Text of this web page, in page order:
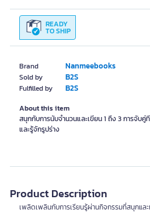
Brand Nanmeebooks
Sold by B2S
Fulfilled by B2S
READY
TO SHIP
About this item
สนุกกับการนับจำนวนและเขียน 1 ถึง 3 การจับคู่
และรู้จักรูปร่าง
Product Description
เพลิดเพลินกับการเรียนรู้ผ่านกิจกรรมที่สนุกแล